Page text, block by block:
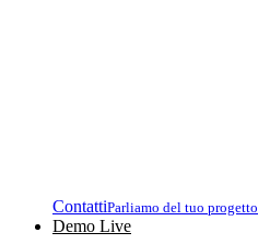
ContattiParliamo del tuo progetto
Demo Live